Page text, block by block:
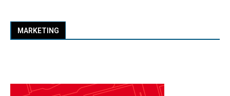
MARKETING